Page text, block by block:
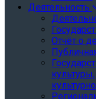
Деятельность
Отчёт о